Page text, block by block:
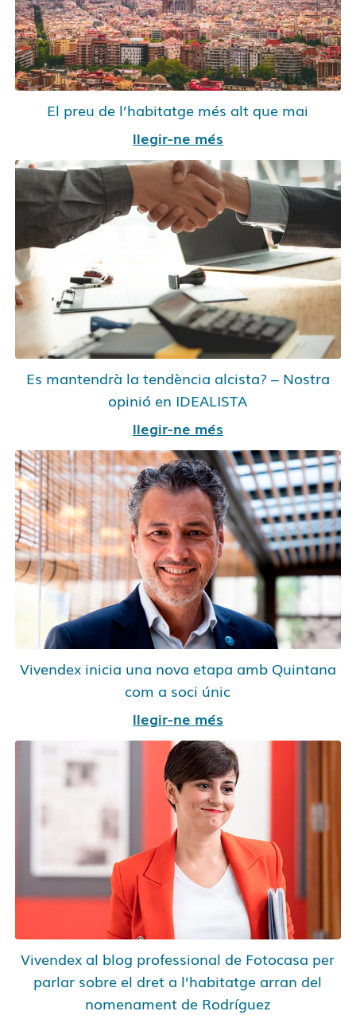
El preu de l’habitatge més alt que mai
llegir-ne més
Es mantendrà la tendència alcista? – Nostra
opinió en IDEALISTA
llegir-ne més
Vivendex inicia una nova etapa amb Quintana
com a soci únic
llegir-ne més
Vivendex al blog professional de Fotocasa per
parlar sobre el dret a l’habitatge arran del
nomenament de Rodríguez